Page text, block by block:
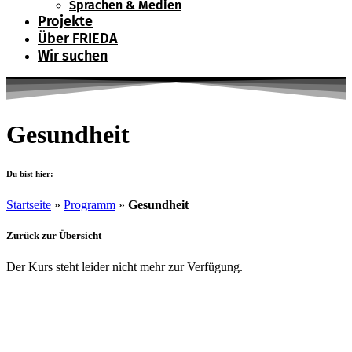
Sprachen & Medien
Projekte
Über FRIEDA
Wir suchen
Gesundheit
Du bist hier:
Startseite » Programm » Gesundheit
Zurück zur Übersicht
Der Kurs steht leider nicht mehr zur Verfügung.